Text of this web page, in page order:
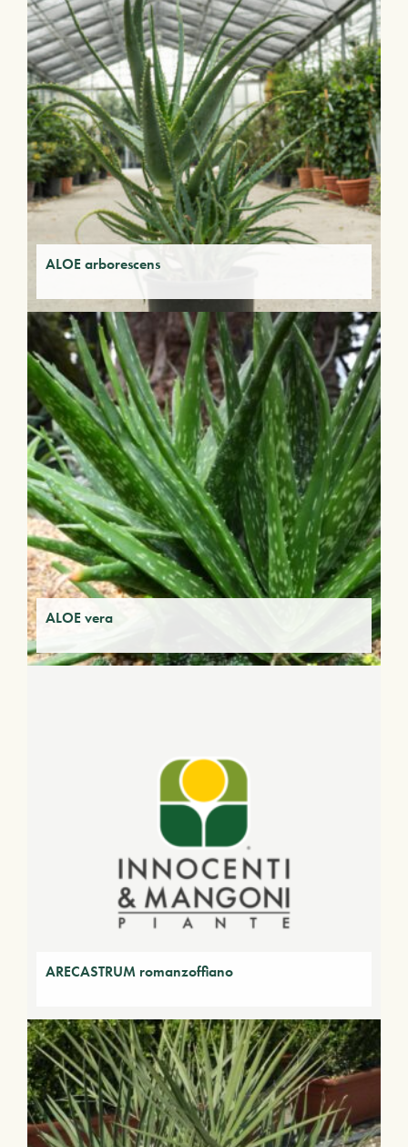
ALOE arborescens
ALOE vera
ARECASTRUM romanzoffiano